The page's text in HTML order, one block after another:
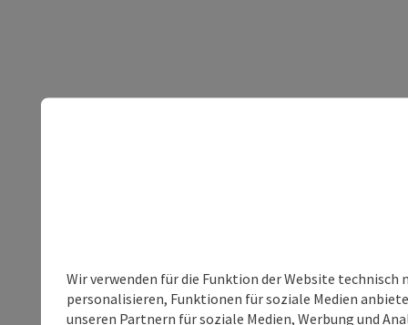
Wir verwenden für die Funktion der Website
personalisieren, Funktionen für soziale Medien
unseren Partnern für soziale Medien, Werbung und